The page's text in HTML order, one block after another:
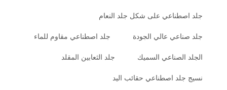
جلد اصطناعي على شكل جلد النعام
جلد صناعي عالي الجودة جلد اصطناعي مقاوم للماء
الجلد الصناعي السميك جلد الثعابين المقلد
نسيج جلد اصطناعي حقائب اليد